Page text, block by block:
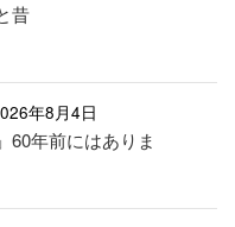
昔
年8月4日
60年前にはありま